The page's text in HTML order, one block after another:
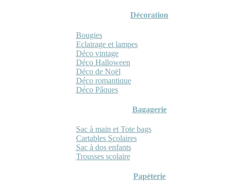
Décoration
Bougies
Eclairage et lampes
Déco vintage
Déco Halloween
Déco de Noël
Déco romantique
Déco Pâques
Bagagerie
Sac à main et Tote bags
Cartables Scolaires
Sac à dos enfants
Trousses scolaire
Papèterie